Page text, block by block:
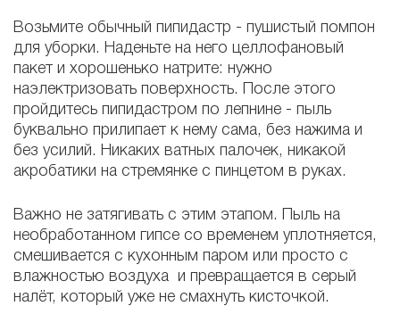
Возьмите обычный пипидастр - пушистый помпон
для уборки. Наденьте на него целлофановый
пакет и хорошенько натрите: нужно
наэлектризовать поверхность. После этого
пройдитесь пипидастром по лепнине - пыль
буквально прилипает к нему сама, без нажима и
без усилий. Никаких ватных палочек, никакой
акробатики на стремянке с пинцетом в руках.
Важно не затягивать с этим этапом. Пыль на
необработанном гипсе со временем уплотняется,
смешивается с кухонным паром или просто с
влажностью воздуха и превращается в серый
налёт, который уже не смахнуть кисточкой.